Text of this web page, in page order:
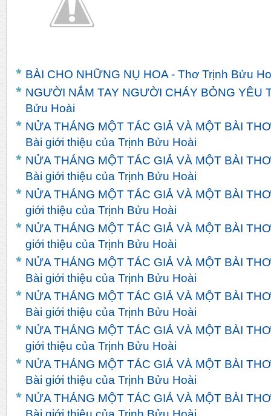
BÀI CHO NHỮNG NỤ HOA - Thơ Trịnh Bửu
NGƯỜI NẮM TAY NGƯỜI CHÁY BỎNG YÊU
Bửu Hoài
NỬA THÁNG MỘT TÁC GIẢ VÀ MỘT BÀI
Bài giới thiệu của Trịnh Bửu Hoài
NỬA THÁNG MỘT TÁC GIẢ VÀ MỘT BÀI
Bài giới thiệu của Trịnh Bửu Hoài
NỬA THÁNG MỘT TÁC GIẢ VÀ MỘT BÀI
giới thiệu của Trịnh Bửu Hoài
NỬA THÁNG MỘT TÁC GIẢ VÀ MỘT BÀI
giới thiệu của Trịnh Bửu Hoài
NỬA THÁNG MỘT TÁC GIẢ VÀ MỘT BÀI
Bài giới thiệu của Trịnh Bửu Hoài
NỬA THÁNG MỘT TÁC GIẢ VÀ MỘT BÀI
Bài giới thiệu của Trịnh Bửu Hoài
NỬA THÁNG MỘT TÁC GIẢ VÀ MỘT BÀI
giới thiệu của Trịnh Bửu Hoài
NỬA THÁNG MỘT TÁC GIẢ VÀ MỘT BÀI
Bài giới thiệu của Trịnh Bửu Hoài
NỬA THÁNG MỘT TÁC GIẢ VÀ MỘT BÀI